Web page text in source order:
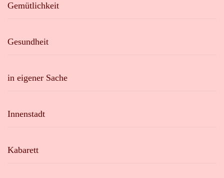
Gemütlichkeit
Gesundheit
in eigener Sache
Innenstadt
Kabarett